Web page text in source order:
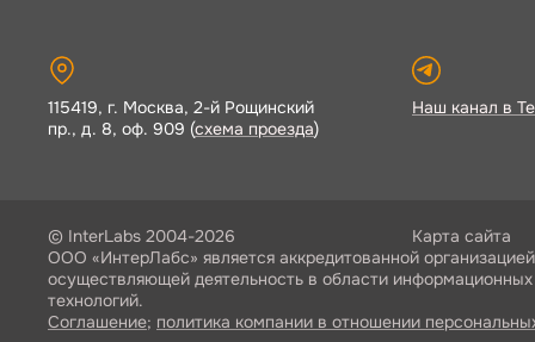
115419, г. Москва, 2-й Рощинский
пр., д. 8, оф. 909 (схема проезда)
Наш канал в
© InterLabs 2004-2026
Карта сайта
ООО «ИнтерЛабс» является аккредитованной
осуществляющей деятельность в области информационных
технологий.
Соглашение; политика компании в отношении